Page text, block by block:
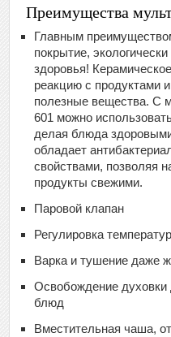
Преимущества
Главным
покрытие,
здоровья!
реакцию с продуктами
полезные вещества. С
601 можно
делая блюда
обладает
свойствами, позволяя
продукты свежими.
Паровой клапан
Регулировка
Варка и тушение даже
Освобождение духовки
блюд
Вместительная чаша,